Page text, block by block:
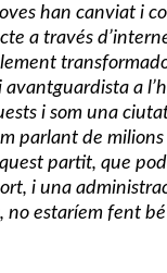
han canviat i
a través
a
i som una
parlant de milions
partit, que
i una
no estaríem fent